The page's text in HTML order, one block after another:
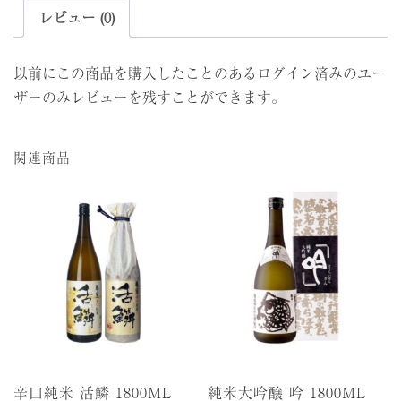
米
個
レビュー (0)
以前にこの商品を購入したことのあるログイン済みのユー
ザーのみレビューを残すことができます。
関連商品
辛口純米 活鱗 1800ML 純米大吟醸 吟 1800ML